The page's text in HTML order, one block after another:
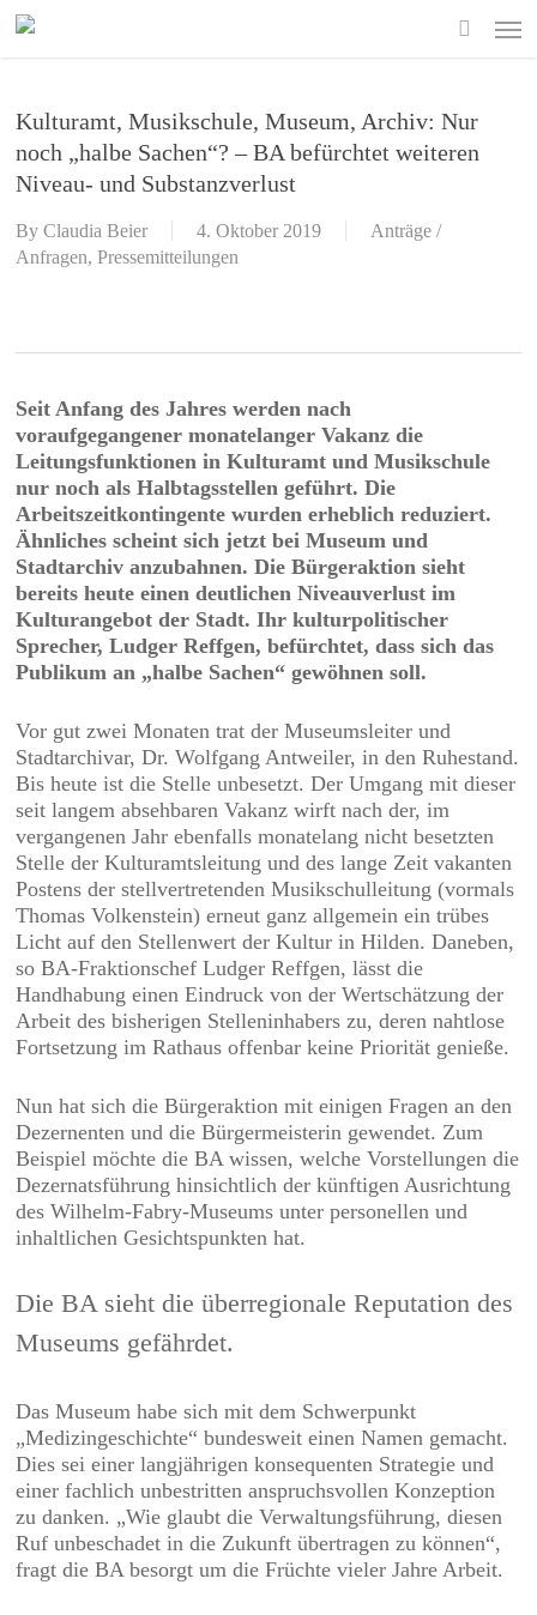
Skip
Kulturamt, Musikschule, Museum, Archiv: Nur
noch „halbe Sachen“? – BA befürchtet weiteren
Niveau- und Substanzverlust
By Claudia Beier 4. Oktober 2019
Anträge /
Anfragen,Pressemitteilungen
Seit Anfang des Jahres werden nach
voraufgegangener monatelanger Vakanz die
Leitungsfunktionen in Kulturamt und Musikschule
nur noch als Halbtagsstellen geführt. Die
Arbeitszeitkontingente wurden erheblich reduziert.
Ähnliches scheint sich jetzt bei Museum und
Stadtarchiv anzubahnen. Die Bürgeraktion sieht
bereits heute einen deutlichen Niveauverlust im
Kulturangebot der Stadt. Ihr kulturpolitischer
Sprecher, Ludger Reffgen, befürchtet, dass sich das
Publikum an „halbe Sachen“ gewöhnen soll.
Vor gut zwei Monaten trat der Museumsleiter und
Stadtarchivar, Dr. Wolfgang Antweiler, in den Ruhestand.
Bis heute ist die Stelle unbesetzt. Der Umgang mit dieser
seit langem absehbaren Vakanz wirft nach der, im
vergangenen Jahr ebenfalls monatelang nicht besetzten
Stelle der Kulturamtsleitung und des lange Zeit vakanten
Postens der stellvertretenden Musikschulleitung (vormals
Thomas Volkenstein) erneut ganz allgemein ein trübes
Licht auf den Stellenwert der Kultur in Hilden. Daneben,
so BA-Fraktionschef Ludger Reffgen, lässt die
Handhabung einen Eindruck von der Wertschätzung der
Arbeit des bisherigen Stelleninhabers zu, deren nahtlose
Fortsetzung im Rathaus offenbar keine Priorität genieße.
Nun hat sich die Bürgeraktion mit einigen Fragen an den
Dezernenten und die Bürgermeisterin gewendet. Zum
Beispiel möchte die BA wissen, welche Vorstellungen die
Dezernatsführung hinsichtlich der künftigen Ausrichtung
des Wilhelm-Fabry-Museums unter personellen und
inhaltlichen Gesichtspunkten hat.
Die BA sieht die überregionale Reputation des
Museums gefährdet.
Das Museum habe sich mit dem Schwerpunkt
„Medizingeschichte“ bundesweit einen Namen gemacht.
Dies sei einer langjährigen konsequenten Strategie und
einer fachlich unbestritten anspruchsvollen Konzeption
zu danken. „Wie glaubt die Verwaltungsführung, diesen
Ruf unbeschadet in die Zukunft übertragen zu können“,
fragt die BA besorgt um die Früchte vieler Jahre Arbeit.